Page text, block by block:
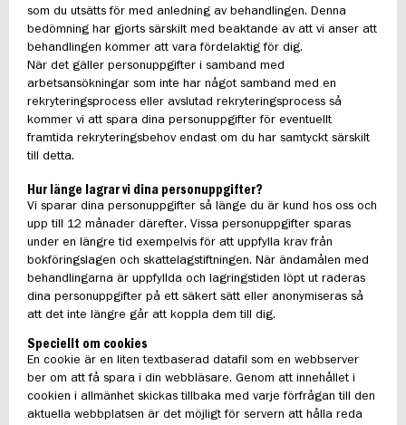
som du utsätts för med anledning av behandlingen. Denna
bedömning har gjorts särskilt med beaktande av att vi anser att
behandlingen kommer att vara fördelaktig för dig.
När det gäller personuppgifter i samband med
arbetsansökningar som inte har något samband med en
rekryteringsprocess eller avslutad rekryteringsprocess så
kommer vi att spara dina personuppgifter för eventuellt
framtida rekryteringsbehov endast om du har samtyckt särskilt
till detta.
Hur länge lagrar vi dina personuppgifter?
Vi sparar dina personuppgifter så länge du är kund hos oss och
upp till 12 månader därefter. Vissa personuppgifter sparas
under en längre tid exempelvis för att uppfylla krav från
bokföringslagen och skattelagstiftningen. När ändamålen med
behandlingarna är uppfyllda och lagringstiden löpt ut raderas
dina personuppgifter på ett säkert sätt eller anonymiseras så
att det inte längre går att koppla dem till dig.
Speciellt om cookies
En cookie är en liten textbaserad datafil som en webbserver
ber om att få spara i din webbläsare. Genom att innehållet i
cookien i allmänhet skickas tillbaka med varje förfrågan till den
aktuella webbplatsen är det möjligt för servern att hålla reda